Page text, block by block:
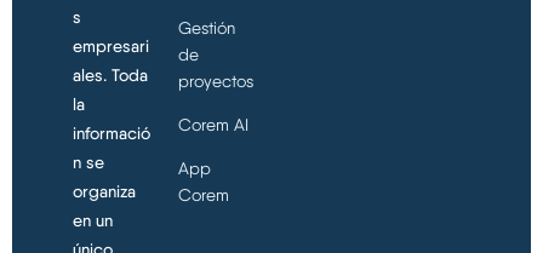
s
empresari
ales. Toda
la
informació
n se
organiza
en un
Gestión
de
proyectos
Corem AI
App
Corem